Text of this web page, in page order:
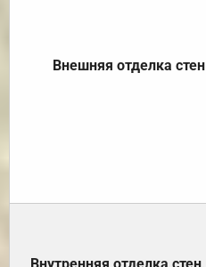
Внешняя отделка стен
Внутренняя отделка стен,